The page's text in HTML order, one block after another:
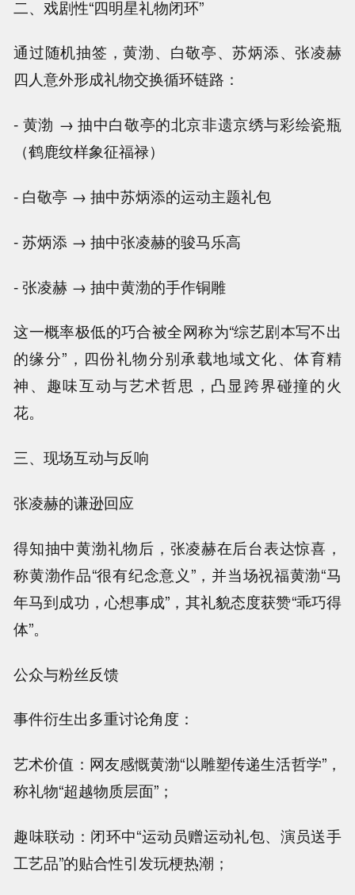
二、戏剧性“四明星礼物闭环”
通过随机抽签，黄渤、白敬亭、苏炳添、张凌赫
四人意外形成礼物交换循环链路：
- 黄渤 → 抽中白敬亭的北京非遗京绣与彩绘瓷瓶
（鹤鹿纹样象征福禄）
- 白敬亭 → 抽中苏炳添的运动主题礼包
- 苏炳添 → 抽中张凌赫的骏马乐高
- 张凌赫 → 抽中黄渤的手作铜雕
这一概率极低的巧合被全网称为“综艺剧本写不出
的缘分”，四份礼物分别承载地域文化、体育精
神、趣味互动与艺术哲思，凸显跨界碰撞的火
花。
三、现场互动与反响
张凌赫的谦逊回应
得知抽中黄渤礼物后，张凌赫在后台表达惊喜，
称黄渤作品“很有纪念意义”，并当场祝福黄渤“马
年马到成功，心想事成”，其礼貌态度获赞“乖巧得
体”。
公众与粉丝反馈
事件衍生出多重讨论角度：
艺术价值：网友感慨黄渤“以雕塑传递生活哲学”，
称礼物“超越物质层面”；
趣味联动：闭环中“运动员赠运动礼包、演员送手
工艺品”的贴合性引发玩梗热潮；